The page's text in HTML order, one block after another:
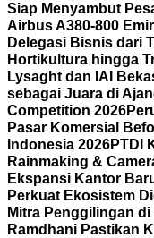
Siap Menyambut
Airbus A380-800
Delegasi Bisnis dari
Hortikultura hingga
Lysaght dan IAI
sebagai Juara di
Competition 2026
Pasar Komersial
Indonesia 2026PTDI
Rainmaking &
Ekspansi Kantor
Perkuat Ekosistem
Mitra Penggilingan
Ramdhani Pastikan